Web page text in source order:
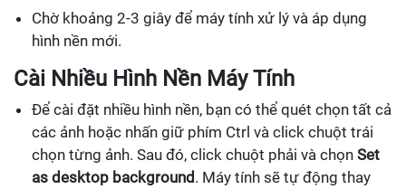
Chờ khoảng 2-3 giây để máy tính xử lý và áp dụng
hình nền mới.
Cài Nhiều Hình Nền Máy Tính
Để cài đặt nhiều hình nền, bạn có thể quét chọn tất cả
các ảnh hoặc nhấn giữ phím Ctrl và click chuột trái
chọn từng ảnh. Sau đó, click chuột phải và chọn Set
as desktop background. Máy tính sẽ tự động thay